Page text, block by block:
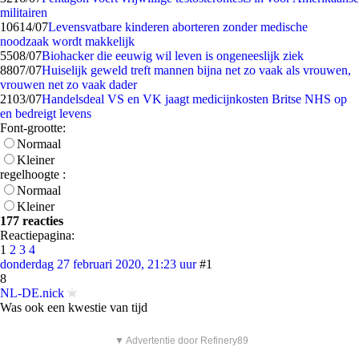
militairen
10614/07Levensvatbare kinderen aborteren zonder medische
noodzaak wordt makkelijk
5508/07Biohacker die eeuwig wil leven is ongeneeslijk ziek
8807/07Huiselijk geweld treft mannen bijna net zo vaak als vrouwen,
vrouwen net zo vaak dader
2103/07Handelsdeal VS en VK jaagt medicijnkosten Britse NHS op
en bedreigt levens
Font-grootte:
Normaal
Kleiner
regelhoogte :
Normaal
Kleiner
177 reacties
Reactiepagina:
1 2 3 4
donderdag 27 februari 2020, 21:23 uur #1
8
NL-DE.nick
Was ook een kwestie van tijd
▼ Advertentie door Refinery89